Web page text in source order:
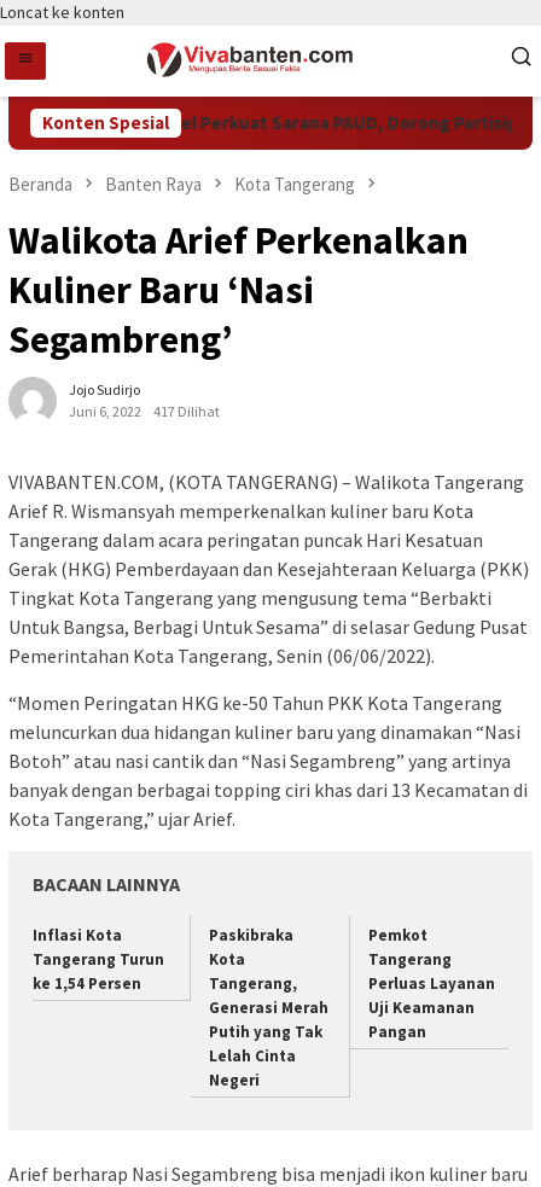
Loncat ke konten
Konten Spesial
Pemkot Tangsel Perkuat Sarana PAUD, Dorong Partisipasi
Beranda Banten Raya Kota Tangerang
Walikota Arief Perkenalkan
Kuliner Baru ‘Nasi
Segambreng’
Jojo Sudirjo
Juni 6, 2022
417 Dilihat
VIVABANTEN.COM, (KOTA TANGERANG) – Walikota Tangerang
Arief R. Wismansyah memperkenalkan kuliner baru Kota
Tangerang dalam acara peringatan puncak Hari Kesatuan
Gerak (HKG) Pemberdayaan dan Kesejahteraan Keluarga (PKK)
Tingkat Kota Tangerang yang mengusung tema “Berbakti
Untuk Bangsa, Berbagi Untuk Sesama” di selasar Gedung Pusat
Pemerintahan Kota Tangerang, Senin (06/06/2022).
“Momen Peringatan HKG ke-50 Tahun PKK Kota Tangerang
meluncurkan dua hidangan kuliner baru yang dinamakan “Nasi
Botoh” atau nasi cantik dan “Nasi Segambreng” yang artinya
banyak dengan berbagai topping ciri khas dari 13 Kecamatan di
Kota Tangerang,” ujar Arief.
BACAAN LAINNYA
Inflasi Kota
Tangerang Turun
ke 1,54 Persen
Paskibraka
Kota
Tangerang,
Generasi Merah
Putih yang Tak
Lelah Cinta
Negeri
Pemkot
Tangerang
Perluas Layanan
Uji Keamanan
Pangan
Arief berharap Nasi Segambreng bisa menjadi ikon kuliner baru